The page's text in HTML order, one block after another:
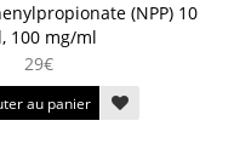
(NPP) 10
100 mg/ml
29€
au panier